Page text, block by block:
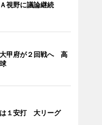
視野に議論継続
甲府が２回戦へ 高
１安打 大リーグ